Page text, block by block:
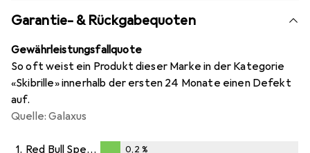
Garantie- & Rückgabequoten
Gewährleistungsfallquote
So oft weist ein Produkt dieser Marke in der Kategorie
«Skibrille» innerhalb der ersten 24 Monate einen Defekt
auf.
Quelle: Galaxus
1. Red Bull Spect 0,2 %